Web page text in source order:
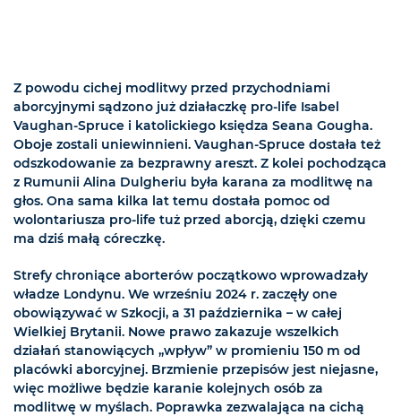
Z powodu cichej modlitwy przed przychodniami
aborcyjnymi sądzono już działaczkę pro-life Isabel
Vaughan-Spruce i katolickiego księdza Seana Gougha.
Oboje zostali uniewinnieni. Vaughan-Spruce dostała też
odszkodowanie za bezprawny areszt. Z kolei pochodząca
z Rumunii Alina Dulgheriu była karana za modlitwę na
głos. Ona sama kilka lat temu dostała pomoc od
wolontariusza pro-life tuż przed aborcją, dzięki czemu
ma dziś małą córeczkę.
Strefy chroniące aborterów początkowo wprowadzały
władze Londynu. We wrześniu 2024 r. zaczęły one
obowiązywać w Szkocji, a 31 października – w całej
Wielkiej Brytanii. Nowe prawo zakazuje wszelkich
działań stanowiących „wpływ” w promieniu 150 m od
placówki aborcyjnej. Brzmienie przepisów jest niejasne,
więc możliwe będzie karanie kolejnych osób za
modlitwę w myślach. Poprawka zezwalająca na cichą